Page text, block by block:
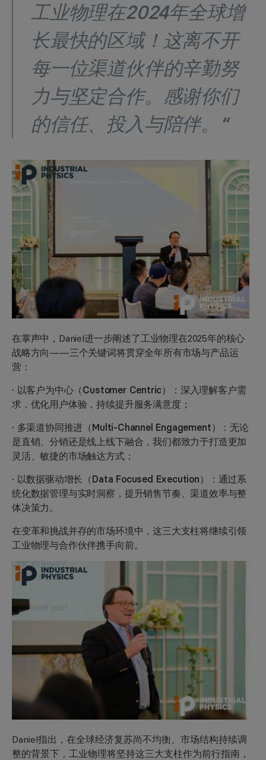
工业物理在2024年全球增
长最快的区域！这离不开
每一位渠道伙伴的辛勤努
力与坚定合作。感谢你们
的信任、投入与陪伴。“
在掌声中，Daniel进一步阐述了工业物理在2025年的核心
战略方向——三个关键词将贯穿全年所有市场与产品运
营：
· 以客户为中心（Customer Centric）： 深入理解客户需
求，优化用户体验，持续提升服务满意度；
· 多渠道协同推进（Multi-Channel Engagement）： 无论
是直销、分销还是线上线下融合，我们都致力于打造更加
灵活、敏捷的市场触达方式；
· 以数据驱动增长（Data Focused Execution）： 通过系
统化数据管理与实时洞察，提升销售节奏、渠道效率与整
体决策力。
在变革和挑战并存的市场环境中，这三大支柱将继续引领
工业物理与合作伙伴携手向前。
Daniel指出，在全球经济复苏尚不均衡、市场结构持续调
整的背景下，工业物理将坚持这三大支柱作为前行指南，